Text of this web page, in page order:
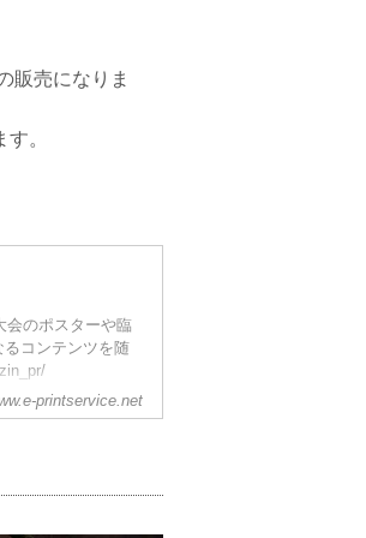
販売になりま
。
会のポスターや臨
コンテンツを随
printservice.net